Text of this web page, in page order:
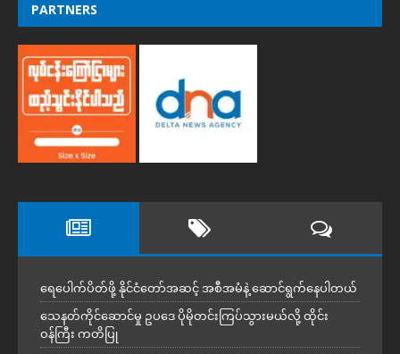
PARTNERS
ရေပေါက်ပိတ်ဖို့ နိုင်ငံတော်အဆင့် အစီအမံနဲ့ ဆောင်ရွက်နေပါတယ်
သေနတ်ကိုင်ဆောင်မှု ဥပဒေ ပိုမိုတင်းကြပ်သွားမယ်လို့ ထိုင်း
ဝန်ကြီး ကတိပြု